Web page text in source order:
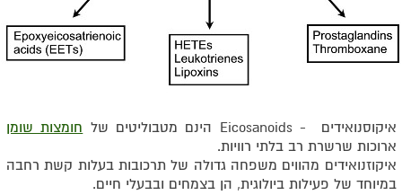
איקוסנואידים - Eicosanoids הינם מטבוליטים של
חומצות שומן
ארוכות שרשרת רב בלתי רוויות.
איקוזנואידים מהווים משפחה גדולה של תרכובות בעלות קשת רחבה
במיוחד של פעילות ביולוגית, הן בצמחים ובבעלי חיים.